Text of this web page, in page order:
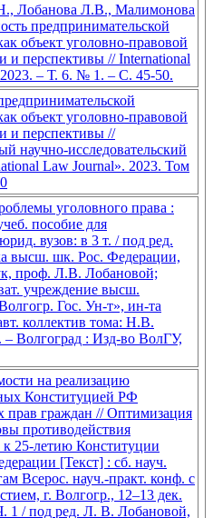
Лобанова Л.В., Малимонова
предпринимательской
объект уголовно-правовой
и перспективы // International
– Т. 6. № 1. – С. 45-50.
объект уголовно-правовой
и перспективы //
научно-исследовательский
Law Journal». 2023. Том
уголовного права :
пособие для
вузов: в 3 т. / под ред.
высш. шк. Рос. Федерации,
проф. Л.В. Лобановой;
учреждение высш.
Гос. Ун-т», ин-та
коллектив тома: Н.В.
Волгоград : Изд-во ВолГУ,
на реализацию
Конституцией РФ
прав граждан // Оптимизация
противодействия
к 25-летию Конституции
[Текст] : сб. науч.
Всерос. науч.-практ. конф. с
г. Волгогр., 12–13 дек.
1 / под ред. Л. В. Лобановой,